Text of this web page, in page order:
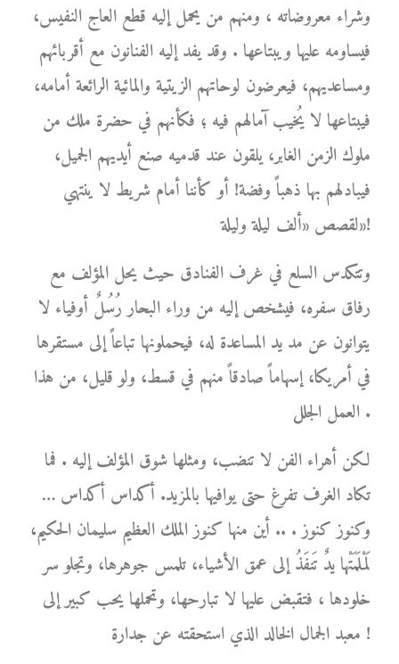
وشراء معروضاته ، ومنهم من يحمل إليه قطع العاج النفيس،
فيساومه عليها ويبتاعها . وقد يفد إليه الفنانون مع أقربائهم
ومساعديهم، فيعرضون لوحاتهم الزيتية والمائية الرائعة أمامه،
فيبتاعها لا يُخيب آمالهم فيه ؛ فكأنهم في حضرة ملك من
ملوك الزمن الغابر، يلقون عند قدميه صنع أيديهم الجميل،
فيبادلهم بها ذهباً وفضة! أو كأننا أمام شريط لا ينتهي
لقصص «ألف ليلة وليلة»!
وتتكدس السلع في غرف الفنادق حيث يحل المؤلف مع
رفاق سفره، فيشخص إليه من وراء البحار رُسُلٌ أوفياء لا
يتوانون عن مد يد المساعدة له، فيحملونها تباعاً إلى مستقرها
في أمريكا، إسهاماً صادقاً منهم في قسط، ولو قليل، من هذا
العمل الجلل .
لكن أهراء الفن لا تنضب، ومثلها شوق المؤلف إليه . فما
تكاد الغرف تفرغ حتى يوافيها بالمزيد. أكداس أكداس …
وكنوز كنوز . .. أين منها كنوز الملك العظيم سليمان الحكيم،
لَمْلَمَتْها يدٌ تَنفَذُ إلى عمق الأشياء، تلمس جوهرها، وتجلو سر
خلودها ، فتقبض عليها لا تبارحها، وتحملها يحب كبير إلى
معبد الجمال الخالد الذي استحقته عن جدارة !